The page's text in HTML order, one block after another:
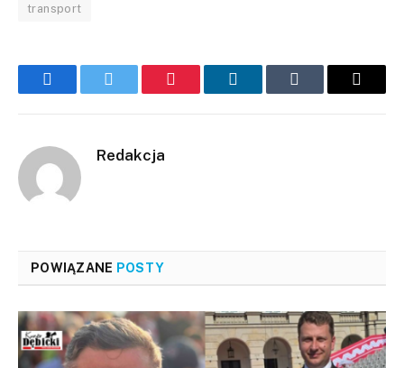
transport
FacebookTwitter Pinterest LinkedInTumblr Email
Redakcja
POWIĄZANE POSTY